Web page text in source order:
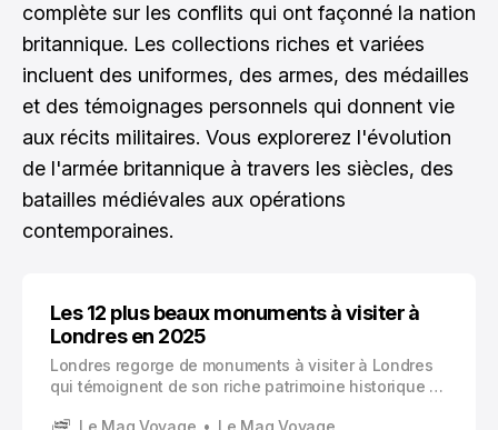
complète sur les conflits qui ont façonné la nation
britannique. Les collections riches et variées
incluent des uniformes, des armes, des médailles
et des témoignages personnels qui donnent vie
aux récits militaires. Vous explorerez l'évolution
de l'armée britannique à travers les siècles, des
batailles médiévales aux opérations
contemporaines.
Les 12 plus beaux monuments à visiter à
Londres en 2025
Londres regorge de monuments à visiter à Londres
qui témoignent de son riche patrimoine historique et
Le Mag Voyage Le Mag Voyage